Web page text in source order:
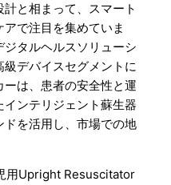
と相まって、スマート
で注目を集めていま
タルヘルスソリューシ
デバイスセグメントに
は、患者の安全性と運
ンテリジェント蘇生器
を活用し、市場での地
用Upright Resuscitator